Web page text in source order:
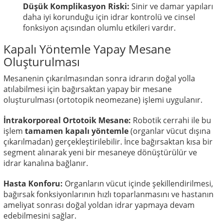
Düşük Komplikasyon Riski: Sinir ve damar yapıları
daha iyi korunduğu için idrar kontrolü ve cinsel
fonksiyon açısından olumlu etkileri vardır.
Kapalı Yöntemle Yapay Mesane
Oluşturulması
Mesanenin çıkarılmasından sonra idrarın doğal yolla
atılabilmesi için bağırsaktan yapay bir mesane
oluşturulması (ortotopik neomezane) işlemi uygulanır.
İntrakorporeal Ortotoik Mesane: Robotik cerrahi ile bu
işlem tamamen kapalı yöntemle(organlar vücut dışına
çıkarılmadan) gerçekleştirilebilir. İnce bağırsaktan kısa bir
segment alınarak yeni bir mesaneye dönüştürülür ve
idrar kanalına bağlanır.
Hasta Konforu: Organların vücut içinde şekillendirilmesi,
bağırsak fonksiyonlarının hızlı toparlanmasını ve hastanın
ameliyat sonrası doğal yoldan idrar yapmaya devam
edebilmesini sağlar.